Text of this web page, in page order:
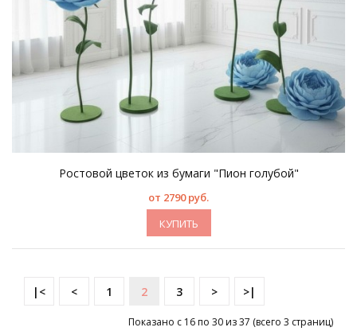
Ростовой цветок из бумаги "Пион голубой"
от 2790 руб.
КУПИТЬ
|< < 1 2 3 > >|
Показано с 16 по 30 из 37 (всего 3 страниц)